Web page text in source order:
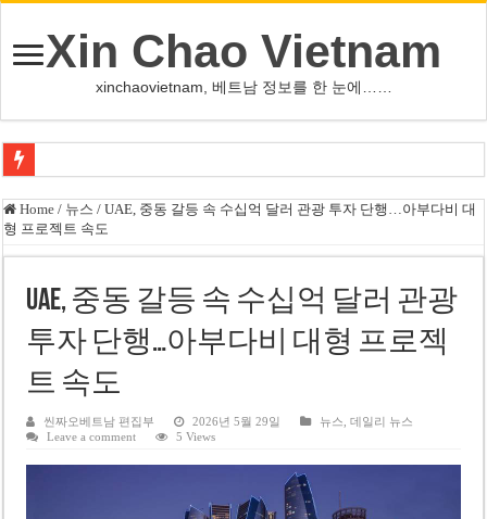
Xin Chao Vietnam
xinchaovietnam, 베트남 정보를 한 눈에……
쩐 타인 먼 베트남 국회의장 “외교 성과, 국가 위상 제고에 크게 기여”
싱가포르 하오마트, 마지막 프리미엄 매장 폐점… 적자·소송 악재 속 사업 축
PNJ, 다이아몬드 밀수 여파에 2분기 적자… 10월 임시 주총 개최
팜 녓 브엉 빈그룹 회장 딸, 그룹 계열사 경영에 첫 등장
케펠, 투티엠 엠파이어시티 지분 전량 2억7000만 달러에 매각
베트남 MB은행, 2026년 수익 목표 자신…부동산 대출 비율 13% 고수
‘1,000억 달러 남북고속철 투자’ 호언장담 메콜로르 회장 체포
Home / 뉴스 / UAE, 중동 갈등 속 수십억 달러 관광 투자 단행…아부다비 대
형 프로젝트 속도
UAE, 중동 갈등 속 수십억 달러 관광
투자 단행…아부다비 대형 프로젝
트 속도
씬짜오베트남 편집부 2026년 5월 29일 뉴스 ,데일리 뉴스
Leave a comment
5 Views